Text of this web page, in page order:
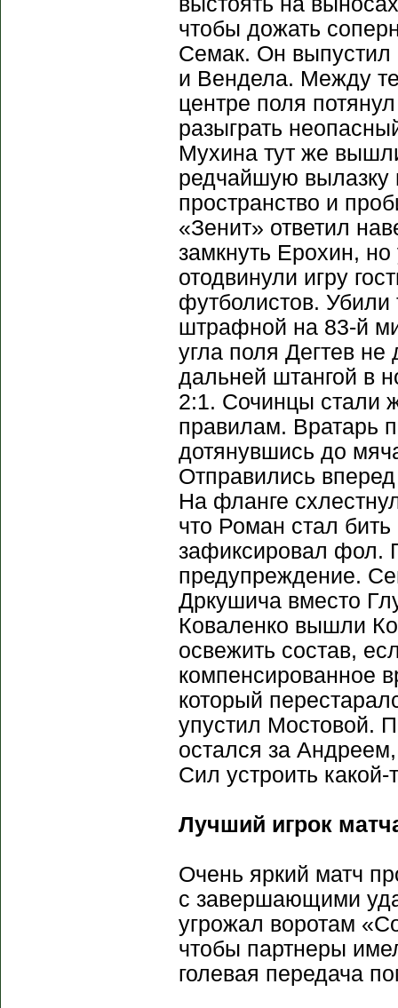
чтобы дожать
Семак. Он выпустил
и Вендела. Между
центре поля
разыграть
Мухина тут же
редчайшую вылазку
пространство и
«Зенит» ответил
замкнуть Ерохин,
отодвинули игру
футболистов. Убили
штрафной на 83-й
угла поля Дегтев
дальней штангой в
2:1. Сочинцы стали
правилам. Вратарь
дотянувшись до
Отправились
На фланге
что Роман стал бить
зафиксировал фол.
предупреждение.
Дркушича вместо
Коваленко вышли
освежить состав,
компенсированное
который
упустил Мостовой.
остался за
Сил устроить
Лучший игрок
Очень яркий матч
с завершающими
угрожал воротам
чтобы партнеры
голевая передача